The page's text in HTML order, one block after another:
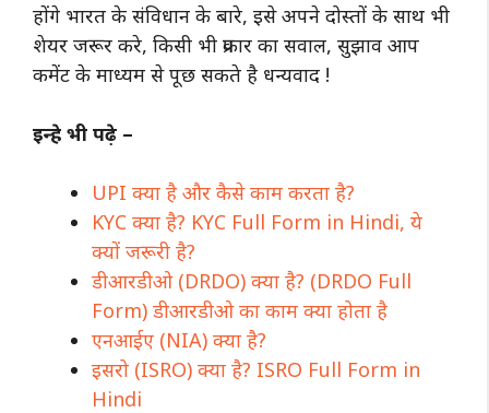
होंगे भारत के संविधान के बारे, इसे अपने दोस्तों के साथ भी
शेयर जरूर करे, किसी भी प्रकार का सवाल, सुझाव आप
कमेंट के माध्यम से पूछ सकते है धन्यवाद !
इन्हे भी पढ़े –
UPI क्या है और कैसे काम करता है?
KYC क्या है? KYC Full Form in Hindi, ये
क्यों जरूरी है?
डीआरडीओ (DRDO) क्या है? (DRDO Full
Form) डीआरडीओ का काम क्या होता है
एनआईए (NIA) क्या है?
इसरो (ISRO) क्या है? ISRO Full Form in
Hindi